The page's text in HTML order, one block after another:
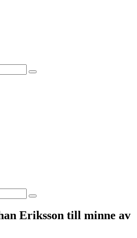
Eriksson till minne av